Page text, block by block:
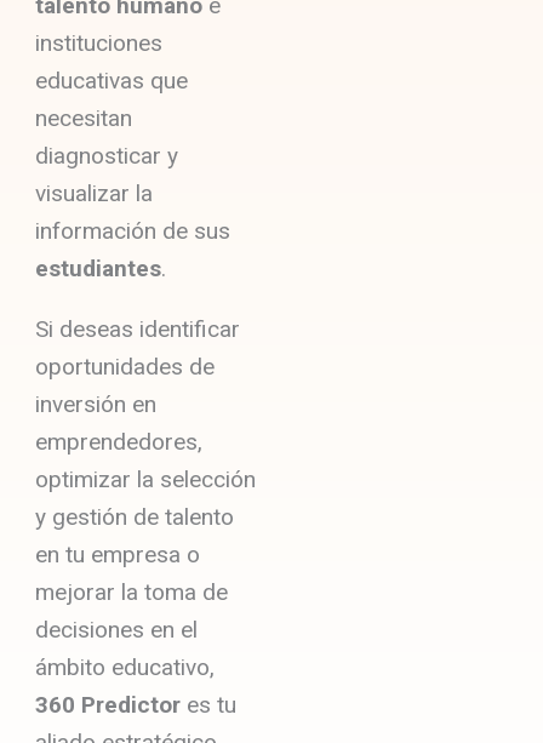
instituciones
educativas que
necesitan
diagnosticar y
visualizar la
información de sus
estudiantes.
Si deseas identificar
oportunidades de
inversión en
emprendedores,
optimizar la selección
y gestión de talento
en tu empresa o
mejorar la toma de
decisiones en el
ámbito educativo,
360 Predictor es tu